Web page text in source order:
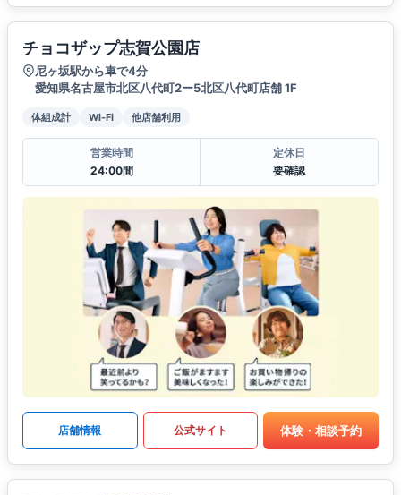
チョコザップ志賀公園店
尼ヶ坂駅から車で4分
愛知県名古屋市北区八代町2ー5北区八代町店舗 1F
体組成計 Wi-Fi 他店舗利用
営業時間
24:00間
定休日
要確認
店舗情報 公式サイト 体験・相談予約